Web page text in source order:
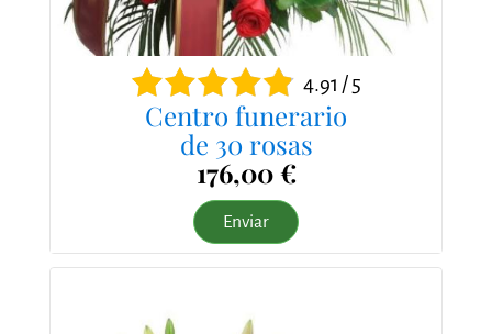
4.91 / 5
Centro funerario
de 30 rosas
176,00 €
Enviar